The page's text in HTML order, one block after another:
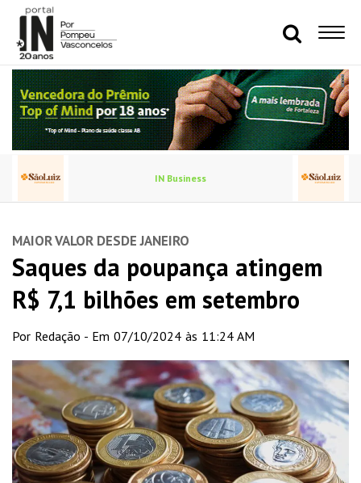
IN Business
MAIOR VALOR DESDE JANEIRO
Saques da poupança atingem
R$ 7,1 bilhões em setembro
Por Redação - Em 07/10/2024 às 11:24 AM